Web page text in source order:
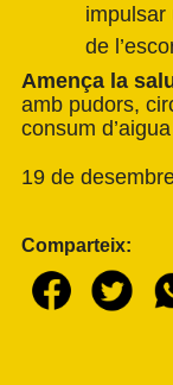
impulsar
de
Amença la
amb pudors,
consum
19 de
Comparteix: